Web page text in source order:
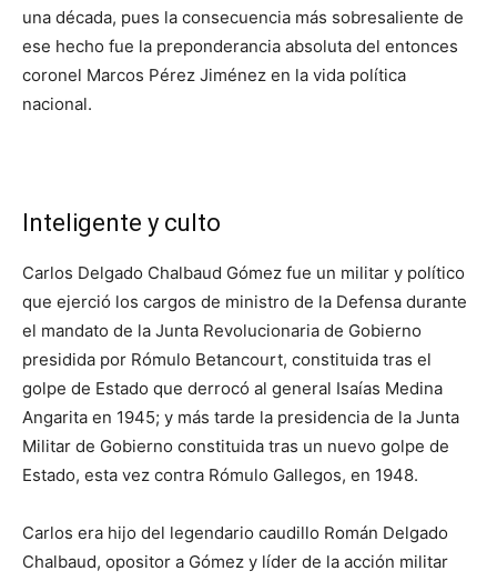
una década, pues la consecuencia más sobresaliente de
ese hecho fue la preponderancia absoluta del entonces
coronel Marcos Pérez Jiménez en la vida política
nacional.
Inteligente y culto
Carlos Delgado Chalbaud Gómez fue un militar y político
que ejerció los cargos de ministro de la Defensa durante
el mandato de la Junta Revolucionaria de Gobierno
presidida por Rómulo Betancourt, constituida tras el
golpe de Estado que derrocó al general Isaías Medina
Angarita en 1945; y más tarde la presidencia de la Junta
Militar de Gobierno constituida tras un nuevo golpe de
Estado, esta vez contra Rómulo Gallegos, en 1948.
Carlos era hijo del legendario caudillo Román Delgado
Chalbaud, opositor a Gómez y líder de la acción militar